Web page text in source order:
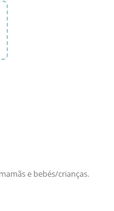
e bebés/crianças.